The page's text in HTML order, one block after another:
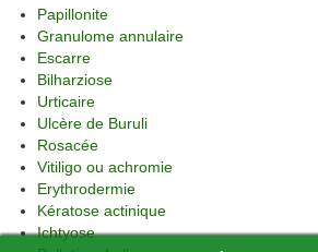
Papillonite
Granulome annulaire
Escarre
Bilharziose
Urticaire
Ulcère de Buruli
Rosacée
Vitiligo ou achromie
Erythrodermie
Kératose actinique
Ichtyose